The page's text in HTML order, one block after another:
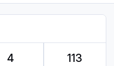
4 113